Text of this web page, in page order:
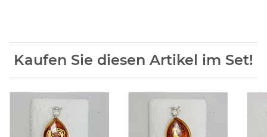
Kaufen Sie diesen Artikel im Set!